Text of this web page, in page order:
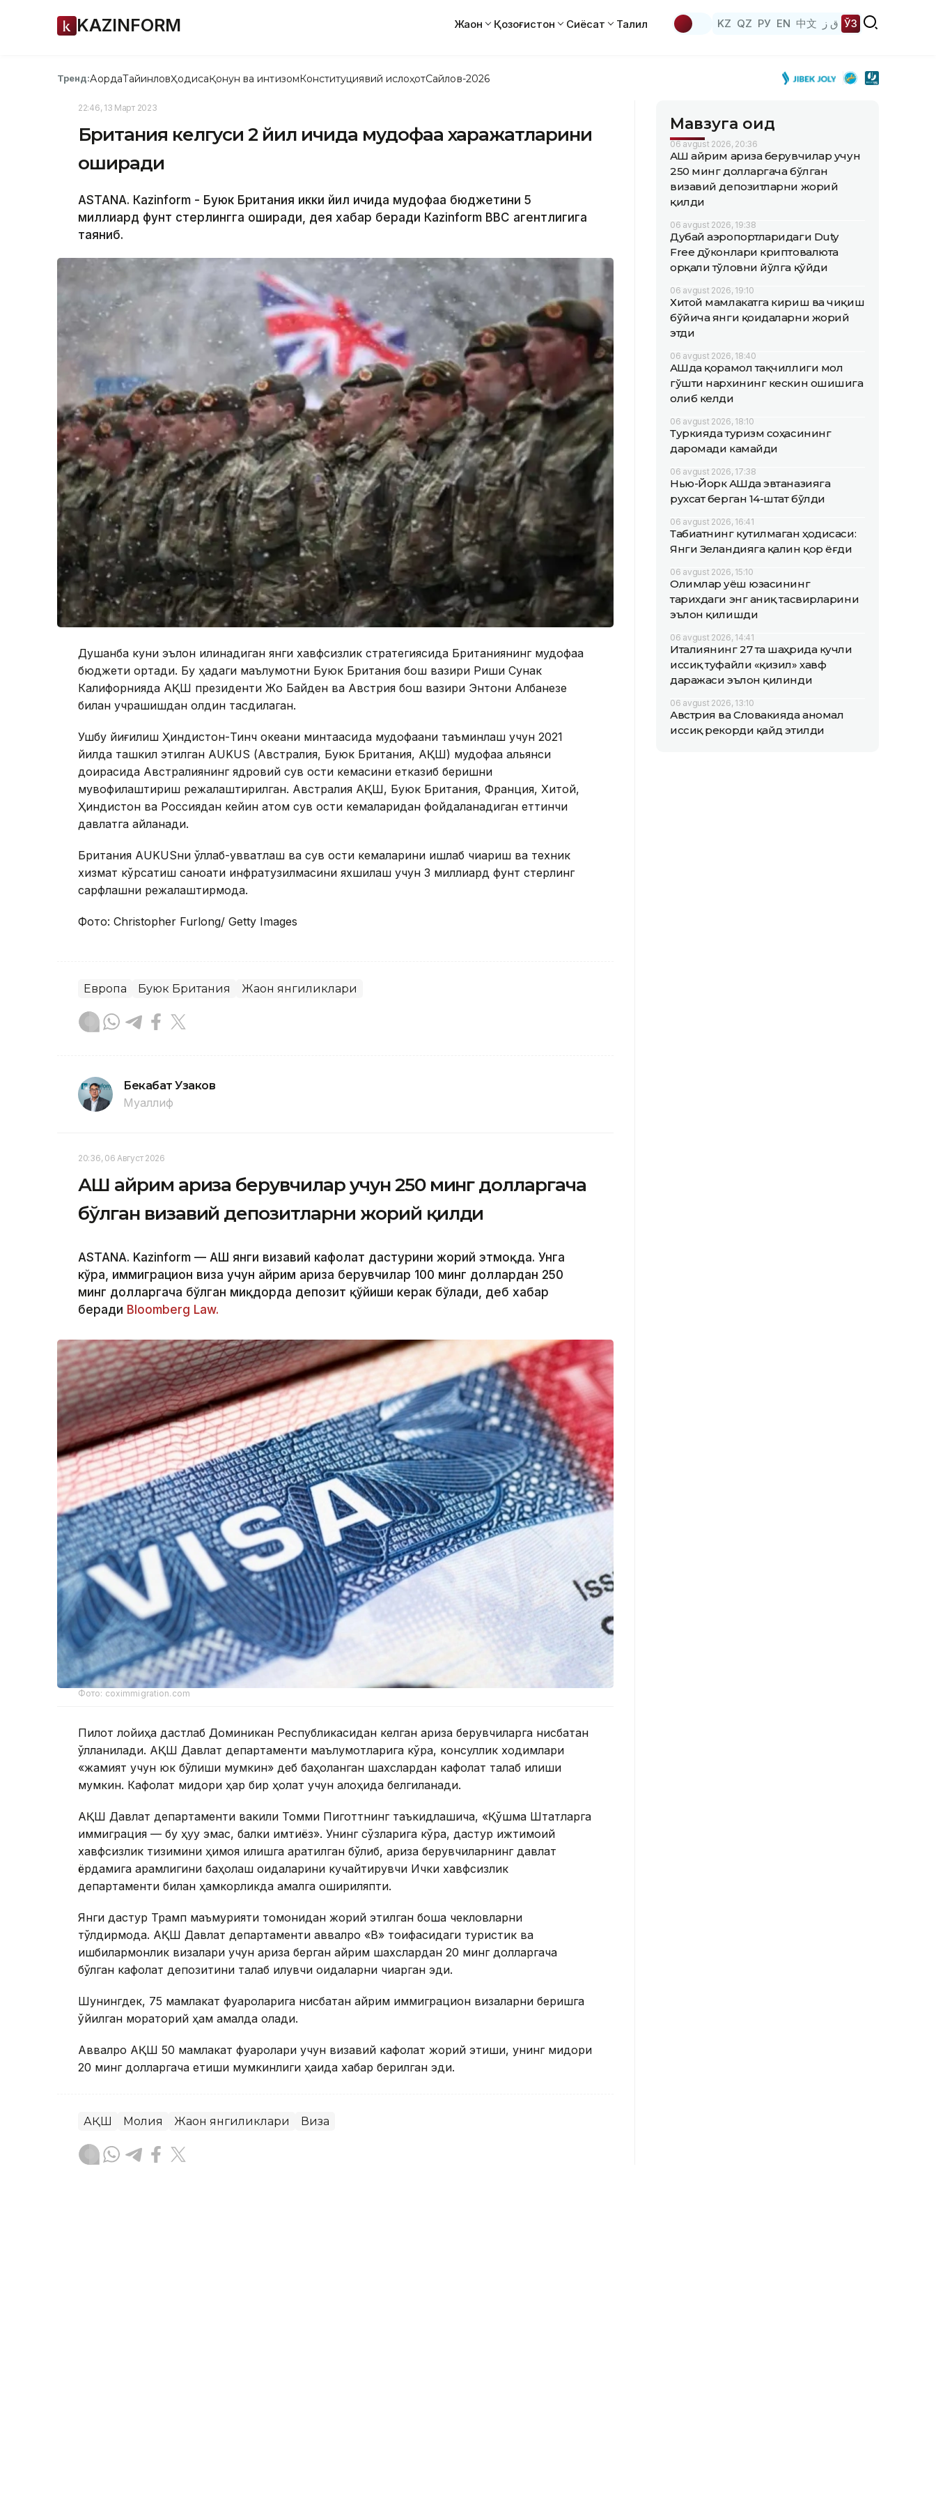
KAZINFORM Жаҳон Қозоғистон Сиёсат Таҳлил KZ QZ РУ EN 中文 ق ز ЎЗ
Тренд:АқордаТайинловҲодисаҚонун ва интизомКонституциявий ислоҳотСайлов-2026
22:46, 13 Март 2023
Британия келгуси 2 йил ичида мудофаа харажатларини
оширади
ASTANА. Кazinform - Буюк Британия икки йил ичида мудофаа бюджетини 5
миллиард фунт стерлингга оширади, дея хабар беради Кazinform BBC агентлигига
таяниб.
Душанба куни эълон қилинадиган янги хавфсизлик стратегиясида Британиянинг мудофаа
бюджети ортади. Бу ҳақдаги маълумотни Буюк Британия бош вазири Риши Сунак
Калифорнияда АҚШ президенти Жо Байден ва Австрия бош вазири Энтони Албанезе
билан учрашишдан олдин тасдиқлаган.
Ушбу йиғилиш Ҳиндистон-Тинч океани минтақасида мудофаани таъминлаш учун 2021
йилда ташкил этилган AUKUS (Австралия, Буюк Британия, АҚШ) мудофаа альянси
доирасида Австралиянинг ядровий сув ости кемасини етказиб беришни
мувофиқлаштириш режалаштирилган. Австралия АҚШ, Буюк Британия, Франция, Хитой,
Ҳиндистон ва Россиядан кейин атом сув ости кемаларидан фойдаланадиган еттинчи
давлатга айланади.
Британия AUKUSни қўллаб-қувватлаш ва сув ости кемаларини ишлаб чиқариш ва техник
хизмат кўрсатиш саноати инфратузилмасини яхшилаш учун 3 миллиард фунт стерлинг
сарфлашни режалаштирмоқда.
Фото: Christopher Furlong/ Getty Images
Европа Буюк Британия Жаҳон янгиликлари
Бекабат Узаков
Муаллиф
20:36, 06 Август 2026
АҚШ айрим ариза берувчилар учун 250 минг долларгача
бўлган визавий депозитларни жорий қилди
ASTANA. Kazinform — АҚШ янги визавий кафолат дастурини жорий этмоқда. Унга
кўра, иммиграцион виза учун айрим ариза берувчилар 100 минг доллардан 250
минг долларгача бўлган миқдорда депозит қўйиши керак бўлади, деб хабар
беради Bloomberg Law.
Фото: coximmigration.com
Пилот лойиҳа дастлаб Доминикан Республикасидан келган ариза берувчиларга нисбатан
қўлланилади. АҚШ Давлат департаменти маълумотларига кўра, консуллик ходимлари
«жамият учун юк бўлиши мумкин» деб баҳоланган шахслардан кафолат талаб қилиши
мумкин. Кафолат миқдори ҳар бир ҳолат учун алоҳида белгиланади.
АҚШ Давлат департаменти вакили Томми Пиготтнинг таъкидлашича, «Қўшма Штатларга
иммиграция — бу ҳуқуқ эмас, балки имтиёз». Унинг сўзларига кўра, дастур ижтимоий
хавфсизлик тизимини ҳимоя қилишга қаратилган бўлиб, ариза берувчиларнинг давлат
ёрдамига қарамлигини баҳолаш қоидаларини кучайтирувчи Ички хавфсизлик
департаменти билан ҳамкорликда амалга ошириляпти.
Янги дастур Трамп маъмурияти томонидан жорий этилган бошқа чекловларни
тўлдирмоқда. АҚШ Давлат департаменти аввалроқ «B» тоифасидаги туристик ва
ишбилармонлик визалари учун ариза берган айрим шахслардан 20 минг долларгача
бўлган кафолат депозитини талаб қилувчи қоидаларни чиқарган эди.
Шунингдек, 75 мамлакат фуқароларига нисбатан айрим иммиграцион визаларни беришга
қўйилган мораторий ҳам амалда қолади.
Аввалроқ АҚШ 50 мамлакат фуқаролари учун визавий кафолат жорий этиши, унинг миқдори
20 минг долларгача етиши мумкинлиги ҳақида хабар берилган эди.
АҚШ Молия Жаҳон янгиликлари Виза
Мавзуга оид
06 avgust 2026, 20:36
АҚШ айрим ариза берувчилар учун
250 минг долларгача бўлган
визавий депозитларни жорий
қилди
06 avgust 2026, 19:38
Дубай аэропортларидаги Duty
Free дўконлари криптовалюта
орқали тўловни йўлга қўйди
06 avgust 2026, 19:10
Хитой мамлакатга кириш ва чиқиш
бўйича янги қоидаларни жорий
этди
06 avgust 2026, 18:40
АҚШда қорамол тақчиллиги мол
гўшти нархининг кескин ошишига
олиб келди
06 avgust 2026, 18:10
Туркияда туризм соҳасининг
даромади камайди
06 avgust 2026, 17:38
Нью-Йорк АҚШда эвтаназияга
рухсат берган 14-штат бўлди
06 avgust 2026, 16:41
Табиатнинг кутилмаган ҳодисаси:
Янги Зеландияга қалин қор ёғди
06 avgust 2026, 15:10
Олимлар Қуёш юзасининг
тарихдаги энг аниқ тасвирларини
эълон қилишди
06 avgust 2026, 14:41
Италиянинг 27 та шаҳрида кучли
иссиқ туфайли «қизил» хавф
даражаси эълон қилинди
06 avgust 2026, 13:10
Австрия ва Словакияда аномал
иссиқ рекорди қайд этилди